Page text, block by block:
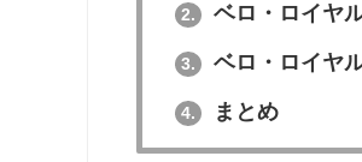
2. ベロ・ロイヤ
3. ベロ・ロイヤ
4. まとめ